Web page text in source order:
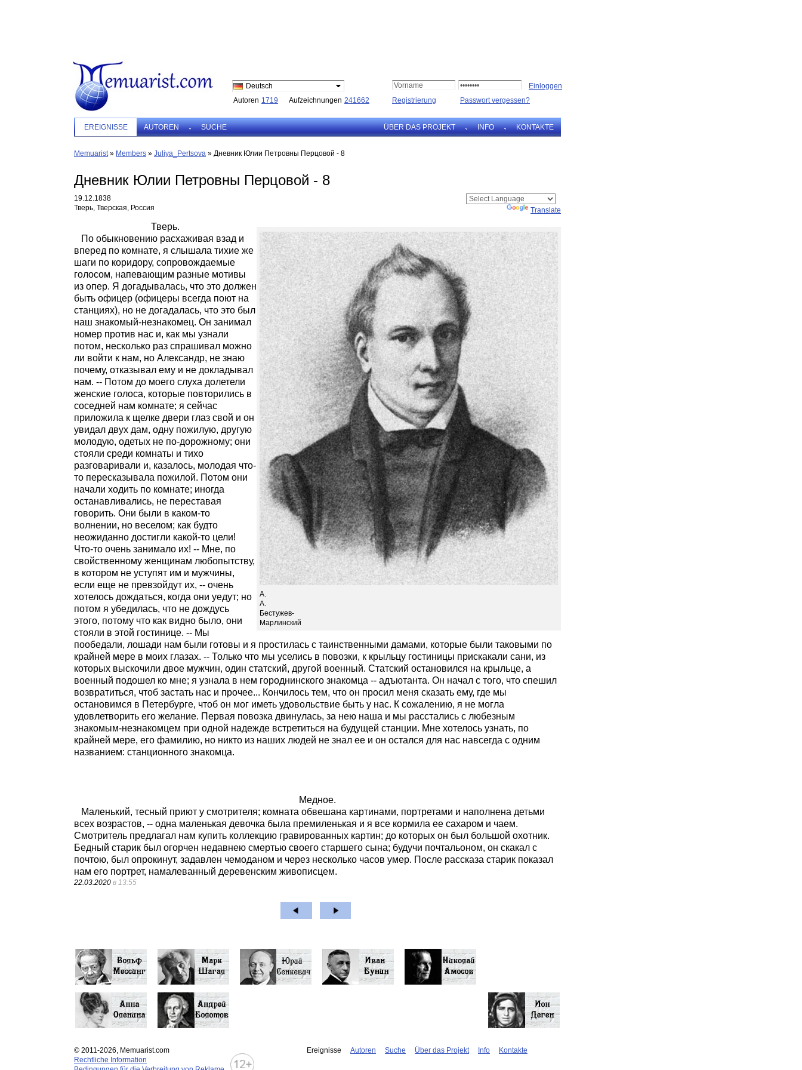
Deutsch
Autoren 1719 Aufzeichnungen 241662 Registrierung Passwort vergessen?
EREIGNISSE AUTOREN SUCHE ÜBER DAS PROJEKT INFO KONTAKTE
Memuarist» Members » Juliya_Pertsova » Дневник Юлии Петровны Перцовой - 8
Дневник Юлии Петровны Перцовой - 8
19.12.1838
Тверь, Тверская, Россия
Translate
А.
А.
Бестужев-
Марлинский
Тверь.
По обыкновению расхаживая взад и
вперед по комнате, я слышала тихие же
шаги по коридору, сопровождаемые
голосом, напевающим разные мотивы
из опер. Я догадывалась, что это должен
быть офицер (офицеры всегда поют на
станциях), но не догадалась, что это был
наш знакомый-незнакомец. Он занимал
номер против нас и, как мы узнали
потом, несколько раз спрашивал можно
ли войти к нам, но Александр, не знаю
почему, отказывал ему и не докладывал
нам. -- Потом до моего слуха долетели
женские голоса, которые повторились в
соседней нам комнате; я сейчас
приложила к щелке двери глаз свой и он
увидал двух дам, одну пожилую, другую
молодую, одетых не по-дорожному; они
стояли среди комнаты и тихо
разговаривали и, казалось, молодая что-
то пересказывала пожилой. Потом они
начали ходить по комнате; иногда
останавливались, не переставая
говорить. Они были в каком-то
волнении, но веселом; как будто
неожиданно достигли какой-то цели!
Что-то очень занимало их! -- Мне, по
свойственному женщинам любопытству,
в котором не уступят им и мужчины,
если еще не превзойдут их, -- очень
хотелось дождаться, когда они уедут; но
потом я убедилась, что не дождусь
этого, потому что как видно было, они
стояли в этой гостинице. -- Мы
пообедали, лошади нам были готовы и я простилась с таинственными дамами, которые были таковыми по
крайней мере в моих глазах. -- Только что мы уселись в повозки, к крыльцу гостиницы прискакали сани, из
которых выскочили двое мужчин, один статский, другой военный. Статский остановился на крыльце, а
военный подошел ко мне; я узнала в нем городнинского знакомца -- адъютанта. Он начал с того, что спешил
возвратиться, чтоб застать нас и прочее... Кончилось тем, что он просил меня сказать ему, где мы
остановимся в Петербурге, чтоб он мог иметь удовольствие быть у нас. К сожалению, я не могла
удовлетворить его желание. Первая повозка двинулась, за нею наша и мы расстались с любезным
знакомым-незнакомцем при одной надежде встретиться на будущей станции. Мне хотелось узнать, по
крайней мере, его фамилию, но никто из наших людей не знал ее и он остался для нас навсегда с одним
названием: станционного знакомца.
Медное.
Маленький, тесный приют у смотрителя; комната обвешана картинами, портретами и наполнена детьми
всех возрастов, -- одна маленькая девочка была премиленькая и я все кормила ее сахаром и чаем.
Смотритель предлагал нам купить коллекцию гравированных картин; до которых он был большой охотник.
Бедный старик был огорчен недавнею смертью своего старшего сына; будучи почтальоном, он скакал с
почтою, был опрокинут, задавлен чемоданом и через несколько часов умер. После рассказа старик показал
нам его портрет, намалеванный деревенским живописцем.
22.03.2020 в 13:55
© 2011-2026, Memuarist.com
Rechtliche Information
Ereignisse Autoren Suche Über das Projekt Info Kontakte